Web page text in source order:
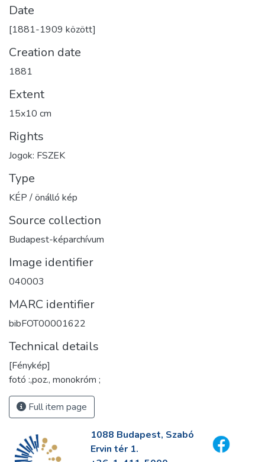
Date
[1881-1909 között]
Creation date
1881
Extent
15x10 cm
Rights
Jogok: FSZEK
Type
KÉP / önálló kép
Source collection
Budapest-képarchívum
Image identifier
040003
MARC identifier
bibFOT00001622
Technical details
[Fénykép]
fotó :,poz., monokróm ;
Full item page
1088 Budapest, Szabó
Ervin tér 1.